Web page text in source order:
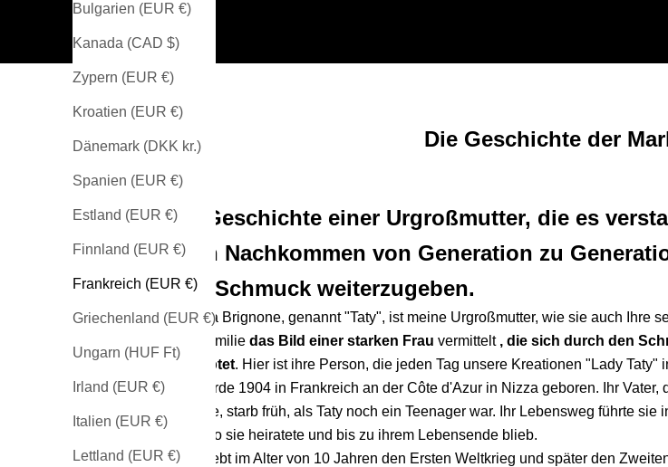
Bulgarien (EUR €)
Kanada (CAD $)
Zypern (EUR €)
Kroatien (EUR €)
Dänemark (DKK kr.)
Spanien (EUR €)
Estland (EUR €)
Finnland (EUR €)
Frankreich (EUR €)
Griechenland (EUR €)
Ungarn (HUF Ft)
Irland (EUR €)
Italien (EUR €)
Lettland (EUR €)
Die Geschichte der
Die Geschichte einer Urgroßmutter, die es
ihren Nachkommen von Generation zu
zum Schmuck weiterzugeben.
Augusta Brignone, genannt "Taty", ist meine Urgroßmutter, wie sie auch Ihre
ihrer Familie das Bild einer starken Frau vermittelt , die sich durch den
behauptet. Hier ist ihre Person, die jeden Tag unsere Kreationen "Lady Taty"
Taty wurde 1904 in Frankreich an der Côte d'Azur in Nizza geboren. Ihr Vater,
stammte, starb früh, als Taty noch ein Teenager war. Ihr Lebensweg führte sie
Genf, wo sie heiratete und bis zu ihrem Lebensende blieb.
Taty erlebt im Alter von 10 Jahren den Ersten Weltkrieg und später den